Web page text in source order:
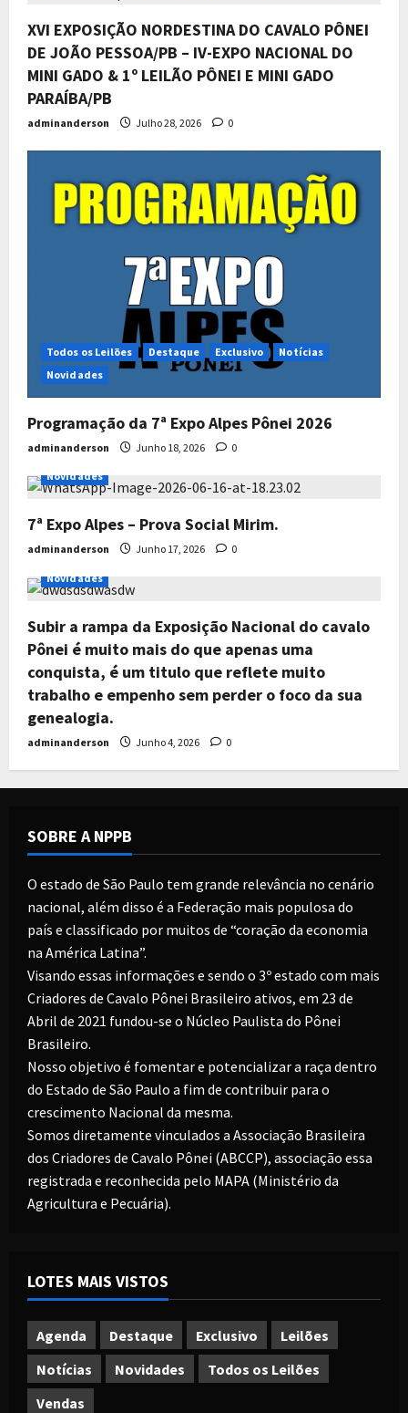
XVI EXPOSIÇÃO NORDESTINA DO CAVALO PÔNEI
DE JOÃO PESSOA/PB – IV-EXPO NACIONAL DO
MINI GADO & 1º LEILÃO PÔNEI E MINI GADO
PARAÍBA/PB
adminanderson Julho 28, 2026 0
Todos os Leilões Destaque Exclusivo
Notícias
Novidades
Programação da 7ª Expo Alpes Pônei 2026
adminanderson Junho 18, 2026 0
Todos os Leilões Destaque Exclusivo
Novidades
7ª Expo Alpes – Prova Social Mirim.
adminanderson Junho 17, 2026 0
Todos os Leilões Destaque Exclusivo
Novidades
Subir a rampa da Exposição Nacional do cavalo
Pônei é muito mais do que apenas uma
conquista, é um titulo que reflete muito
trabalho e empenho sem perder o foco da sua
genealogia.
adminanderson Junho 4, 2026 0
SOBRE A NPPB
O estado de São Paulo tem grande relevância no cenário
nacional, além disso é a Federação mais populosa do
país e classificado por muitos de “coração da economia
na América Latina”.
Visando essas informações e sendo o 3º estado com mais
Criadores de Cavalo Pônei Brasileiro ativos, em 23 de
Abril de 2021 fundou-se o Núcleo Paulista do Pônei
Brasileiro.
Nosso objetivo é fomentar e potencializar a raça dentro
do Estado de São Paulo a fim de contribuir para o
crescimento Nacional da mesma.
Somos diretamente vinculados a Associação Brasileira
dos Criadores de Cavalo Pônei (ABCCP), associação essa
registrada e reconhecida pelo MAPA (Ministério da
Agricultura e Pecuária).
LOTES MAIS VISTOS
Agenda Destaque Exclusivo
Leilões
Notícias
Novidades
Todos os Leilões
Vendas